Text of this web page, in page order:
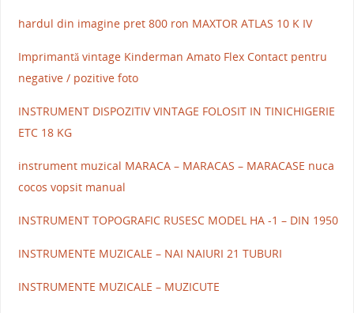
hardul din imagine pret 800 ron MAXTOR ATLAS 10 K IV
Imprimantă vintage Kinderman Amato Flex Contact pentru
negative / pozitive foto
INSTRUMENT DISPOZITIV VINTAGE FOLOSIT IN TINICHIGERIE
ETC 18 KG
instrument muzical MARACA – MARACAS – MARACASE nuca
cocos vopsit manual
INSTRUMENT TOPOGRAFIC RUSESC MODEL HA -1 – DIN 1950
INSTRUMENTE MUZICALE – NAI NAIURI 21 TUBURI
INSTRUMENTE MUZICALE – MUZICUTE